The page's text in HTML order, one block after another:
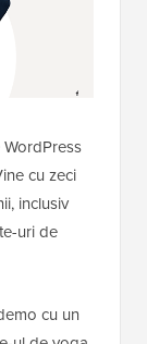
cu zeci
inclusiv
uri de
cu un